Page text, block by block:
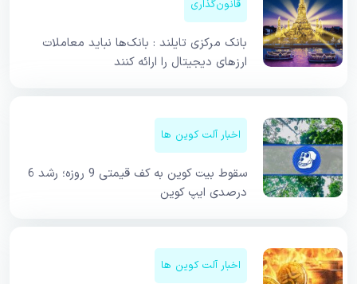
قانون‌گذاری
بانک مرکزی تایلند : بانک‌ها نباید معاملات
ارزهای دیجیتال را ارائه کنند
اخبار آلت کوین ها
سقوط بیت کوین به کف قیمتی 9 روزه؛ رشد 6
درصدی ایپ کوین
اخبار آلت کوین ها